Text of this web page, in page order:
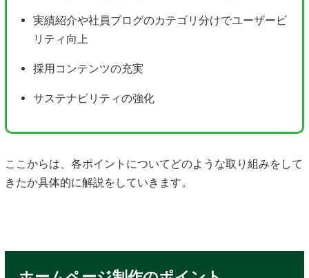
実績紹介や社員ブログのカテゴリ分けでユーザービ
リティ向上
採用コンテンツの充実
サステナビリティの強化
ここからは、各ポイントについてどのような取り組みをして
きたか具体的に解説をしていきます。